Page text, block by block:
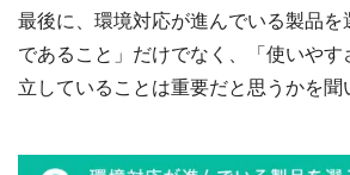
最後に、環境対応が進んでいる製品を
であること」だけでなく、「使いや
立していることは重要だと思うかを聞